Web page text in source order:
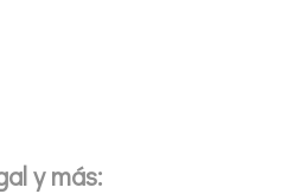
y más: